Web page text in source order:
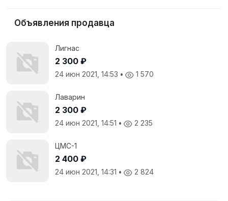
Объявления продавца
Лигнас
2 300 ₽
24 июн 2021, 14:53 • 1 570
Лаварин
2 300 ₽
24 июн 2021, 14:51 • 2 235
ЦМС-1
2 400 ₽
24 июн 2021, 14:31 • 2 824